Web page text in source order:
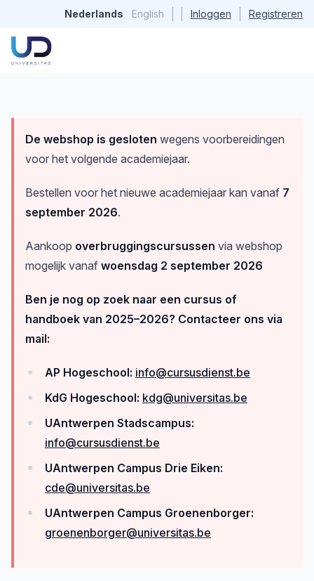
Nederlands English Inloggen Registreren
De webshop is gesloten wegens voorbereidingen
voor het volgende academiejaar.
Bestellen voor het nieuwe academiejaar kan vanaf 7
september 2026.
Aankoop overbruggingscursussen via webshop
mogelijk vanaf woensdag 2 september 2026
Ben je nog op zoek naar een cursus of
handboek van 2025–2026? Contacteer ons via
mail:
AP Hogeschool: info@cursusdienst.be
KdG Hogeschool: kdg@universitas.be
UAntwerpen Stadscampus:
info@cursusdienst.be
UAntwerpen Campus Drie Eiken:
cde@universitas.be
UAntwerpen Campus Groenenborger:
groenenborger@universitas.be